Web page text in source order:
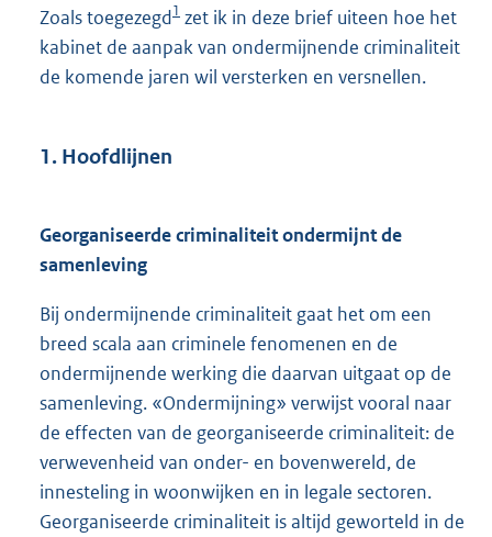
Zoals toegezegd1 zet ik in deze brief uiteen hoe het
kabinet de aanpak van ondermijnende criminaliteit
de komende jaren wil versterken en versnellen.
1. Hoofdlijnen
Georganiseerde criminaliteit ondermijnt de
samenleving
Bij ondermijnende criminaliteit gaat het om een
breed scala aan criminele fenomenen en de
ondermijnende werking die daarvan uitgaat op de
samenleving. «Ondermijning» verwijst vooral naar
de effecten van de georganiseerde criminaliteit: de
verwevenheid van onder- en bovenwereld, de
innesteling in woonwijken en in legale sectoren.
Georganiseerde criminaliteit is altijd geworteld in de